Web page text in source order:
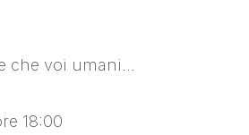
che voi umani…
18:00